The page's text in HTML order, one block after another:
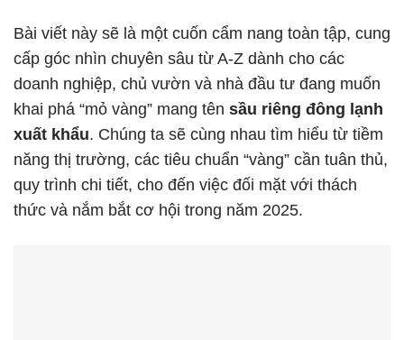
Bài viết này sẽ là một cuốn cẩm nang toàn tập, cung
cấp góc nhìn chuyên sâu từ A-Z dành cho các
doanh nghiệp, chủ vườn và nhà đầu tư đang muốn
khai phá “mỏ vàng” mang tên sầu riêng đông lạnh
xuất khẩu. Chúng ta sẽ cùng nhau tìm hiểu từ tiềm
năng thị trường, các tiêu chuẩn “vàng” cần tuân thủ,
quy trình chi tiết, cho đến việc đối mặt với thách
thức và nắm bắt cơ hội trong năm 2025.